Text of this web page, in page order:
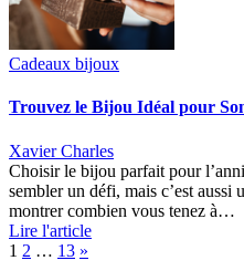
Cadeaux bijoux
Trouvez le Bijou Idéal pour
Xavier Charles
Choisir le bijou parfait pour
sembler un défi, mais c’est aussi
montrer combien vous tenez à…
Lire l'article
Page:
1 2 … 13 Next
»